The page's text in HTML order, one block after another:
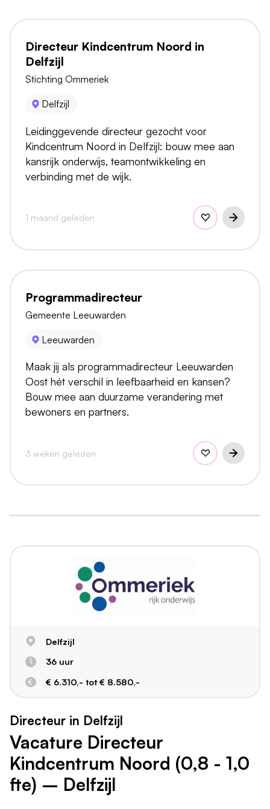
Directeur Kindcentrum Noord in
Delfzijl
Stichting Ommeriek
Delfzijl
Leidinggevende directeur gezocht voor
Kindcentrum Noord in Delfzijl: bouw mee aan
kansrijk onderwijs, teamontwikkeling en
verbinding met de wijk.
1 maand geleden
Programmadirecteur
Gemeente Leeuwarden
Leeuwarden
Maak jij als programmadirecteur Leeuwarden
Oost hét verschil in leefbaarheid en kansen?
Bouw mee aan duurzame verandering met
bewoners en partners.
3 weken geleden
Delfzijl
36 uur
€ 6.310,- tot € 8.580,-
Directeur in Delfzijl
Vacature Directeur
Kindcentrum Noord (0,8 - 1,0
fte) – Delfzijl